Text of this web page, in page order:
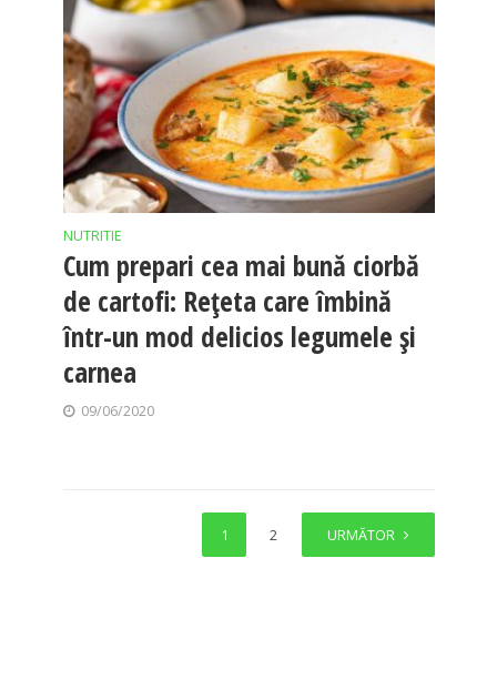
NUTRITIE
Cum prepari cea mai bună ciorbă
de cartofi: Rețeta care îmbină
într-un mod delicios legumele și
carnea
09/06/2020
1 2 URMĂTOR